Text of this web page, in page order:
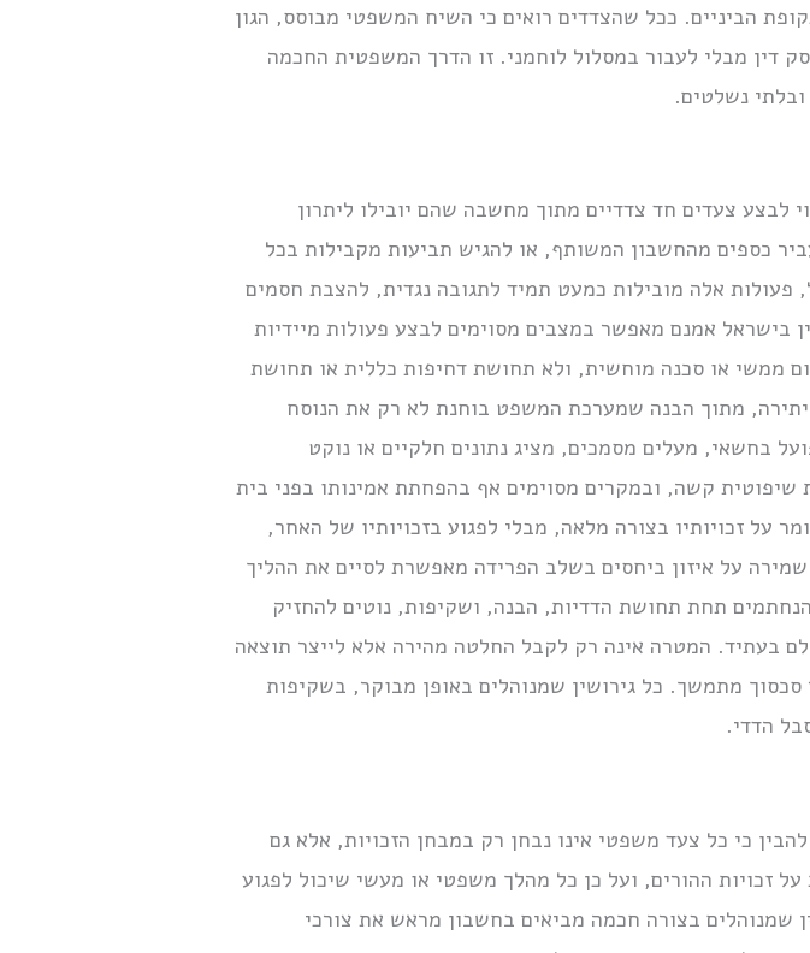
הביניים. ככל שהצדדים רואים כי השיח המשפטי מבוסס, הגון
דין מבלי לעבור במסלול לוחמני. זו הדרך המשפטית החכמה
נשלטים.
לבצע צעדים חד צדדיים מתוך מחשבה שהם יובילו ליתרון
כספים מהחשבון המשותף, או להגיש תביעות מקבילות בכל
אלה מובילות כמעט תמיד לתגובה נגדית, להצבת חסמים
בישראל אמנם מאפשר במצבים מסוימים לבצע פעולות מיידיות
ממשי או סכנה מוחשית, ולא תחושת דחיפות כללית או תחושת
מתוך הבנה שמערכת המשפט בוחנת לא רק את הנוסח
בחשאי, מעלים מסמכים, מציג נתונים חלקיים או נוקט
קשה, ובמקרים מסוימים אף בהפחתת אמינותו בפני בית
על זכויותיו בצורה מלאה, מבלי לפגוע בזכויותיו של האחר,
על איזון ביחסים בשלב הפרידה מאפשרת לסיים את ההליך
תחת תחושת הדדיות, הבנה, ושקיפות, נוטים להחזיק
בעתיד. המטרה אינה רק לקבל החלטה מהירה אלא לייצר תוצאה
מתמשך. כל גירושין שמנוהלים באופן מבוקר, בשקיפות
הדדי.
כי כל צעד משפטי אינו נבחן רק במבחן הזכויות, אלא גם
זכויות ההורים, ועל כן כל מהלך משפטי או מעשי שיכול לפגוע
שמנוהלים בצורה חכמה מביאים בחשבון מראש את צורכי